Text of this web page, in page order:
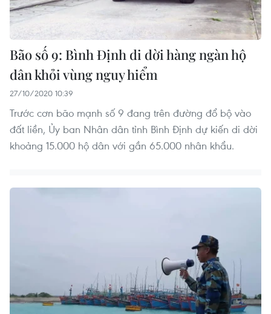
Bão số 9: Bình Định di dời hàng ngàn hộ
dân khỏi vùng nguy hiểm
27/10/2020 10:39
Trước cơn bão mạnh số 9 đang trên đường đổ bộ vào
đất liền, Ủy ban Nhân dân tỉnh Bình Định dự kiến di dời
khoảng 15.000 hộ dân với gần 65.000 nhân khẩu.